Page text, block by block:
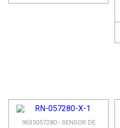
9635057280 - SENSOR DE